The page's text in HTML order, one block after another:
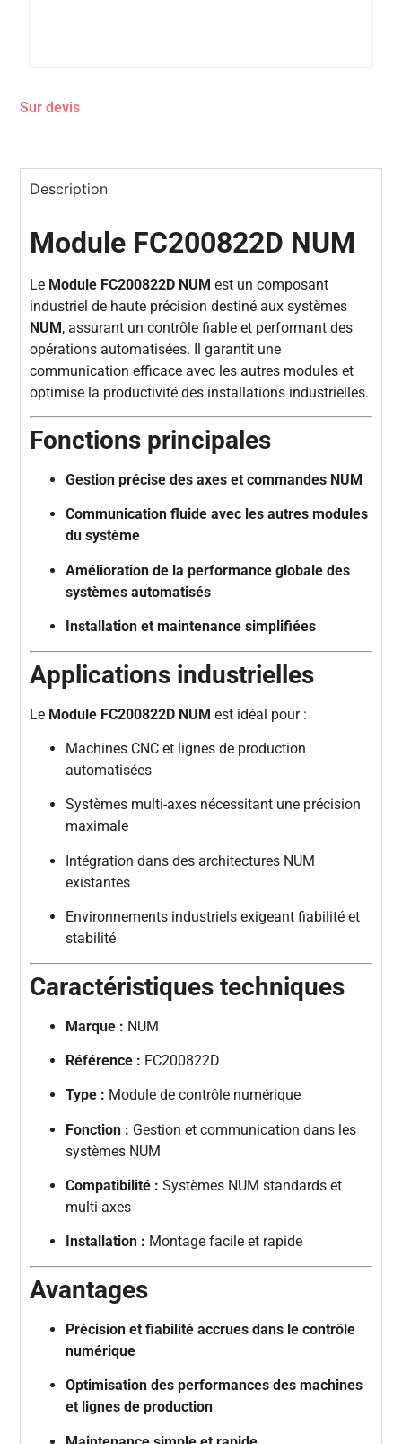
Sur devis
Description
Module FC200822D NUM
Le Module FC200822D NUM est un composant
industriel de haute précision destiné aux systèmes
NUM, assurant un contrôle fiable et performant des
opérations automatisées. Il garantit une
communication efficace avec les autres modules et
optimise la productivité des installations industrielles.
Fonctions principales
Gestion précise des axes et commandes NUM
Communication fluide avec les autres modules
du système
Amélioration de la performance globale des
systèmes automatisés
Installation et maintenance simplifiées
Applications industrielles
Le Module FC200822D NUM est idéal pour :
Machines CNC et lignes de production
automatisées
Systèmes multi-axes nécessitant une précision
maximale
Intégration dans des architectures NUM
existantes
Environnements industriels exigeant fiabilité et
stabilité
Caractéristiques techniques
Marque : NUM
Référence : FC200822D
Type : Module de contrôle numérique
Fonction : Gestion et communication dans les
systèmes NUM
Compatibilité : Systèmes NUM standards et
multi-axes
Installation : Montage facile et rapide
Avantages
Précision et fiabilité accrues dans le contrôle
numérique
Optimisation des performances des machines
et lignes de production